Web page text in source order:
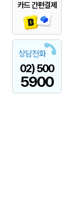
카드 간편결제
상담전화
02) 500
5900